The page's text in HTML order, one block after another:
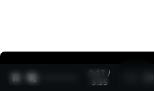
0:27 /
3:35